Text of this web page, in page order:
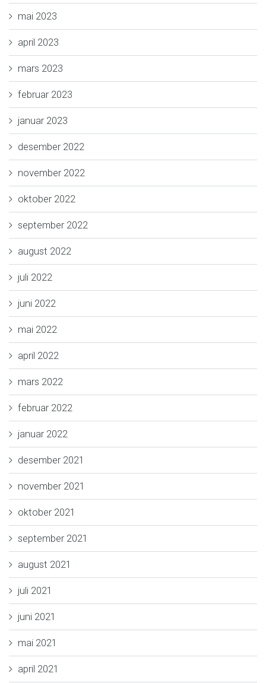
mai 2023
april 2023
mars 2023
februar 2023
januar 2023
desember 2022
november 2022
oktober 2022
september 2022
august 2022
juli 2022
juni 2022
mai 2022
april 2022
mars 2022
februar 2022
januar 2022
desember 2021
november 2021
oktober 2021
september 2021
august 2021
juli 2021
juni 2021
mai 2021
april 2021